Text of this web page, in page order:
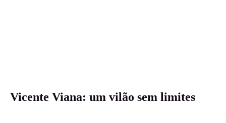
Vicente Viana: um vilão sem limites